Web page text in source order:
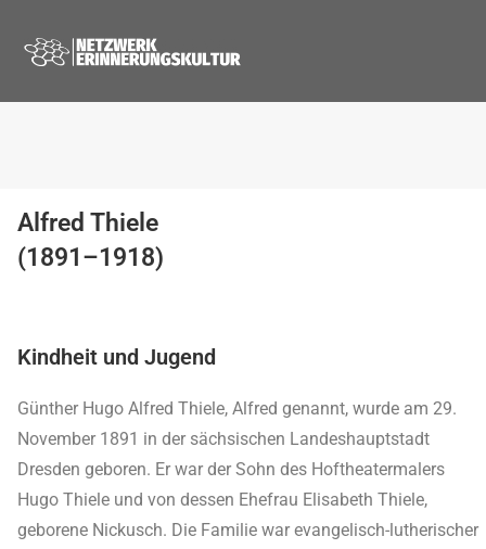
Alfred Thiele
(1891–1918)
Kindheit und Jugend
Günther Hugo Alfred Thiele, Alfred genannt, wurde am 29.
November 1891 in der sächsischen Landeshauptstadt
Dresden geboren. Er war der Sohn des Hoftheatermalers
Hugo Thiele und von dessen Ehefrau Elisabeth Thiele,
geborene Nickusch. Die Familie war evangelisch-lutherischer